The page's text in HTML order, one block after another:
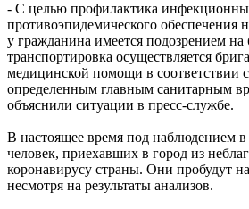
- С целью профилактика
противоэпидемического обеспечения
у гражданина имеется подозрением на
транспортировка осуществляется
медицинской помощи в соответствии
определенным главным санитарным
объяснили ситуации в пресс-службе.
В настоящее время под наблюдением в
человек, приехавших в город из
коронавирусу страны. Они пробудут
несмотря на результаты анализов.